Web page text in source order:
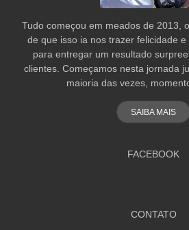
Tudo começou em meados de 2013,
de que isso ia nos trazer felicidade
para entregar um resultado
clientes. Começamos nesta jornada
maioria das vezes,
SAIBA MAIS
FACEBOOK
CONTATO